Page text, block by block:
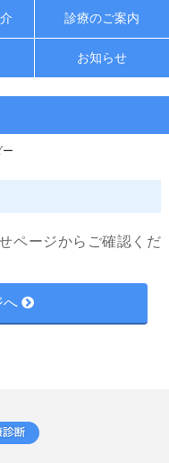
診療のご案内
お知らせ
ー
ページからご確認くだ
へ